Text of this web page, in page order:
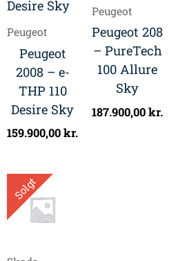
Peugeot
Peugeot
2008 – e-
THP 110
Desire Sky
159.900,00kr.
Peugeot
Peugeot 208
– PureTech
100 Allure
Sky
187.900,00kr.
Solgt